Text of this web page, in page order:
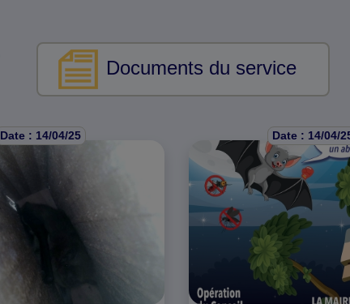
Documents du service
Date : 14/04/25 Date : 14/04/